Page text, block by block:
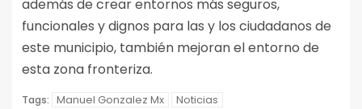
además de crear entornos más seguros,
funcionales y dignos para las y los ciudadanos de
este municipio, también mejoran el entorno de
esta zona fronteriza.
Tags: Manuel Gonzalez Mx
Noticias